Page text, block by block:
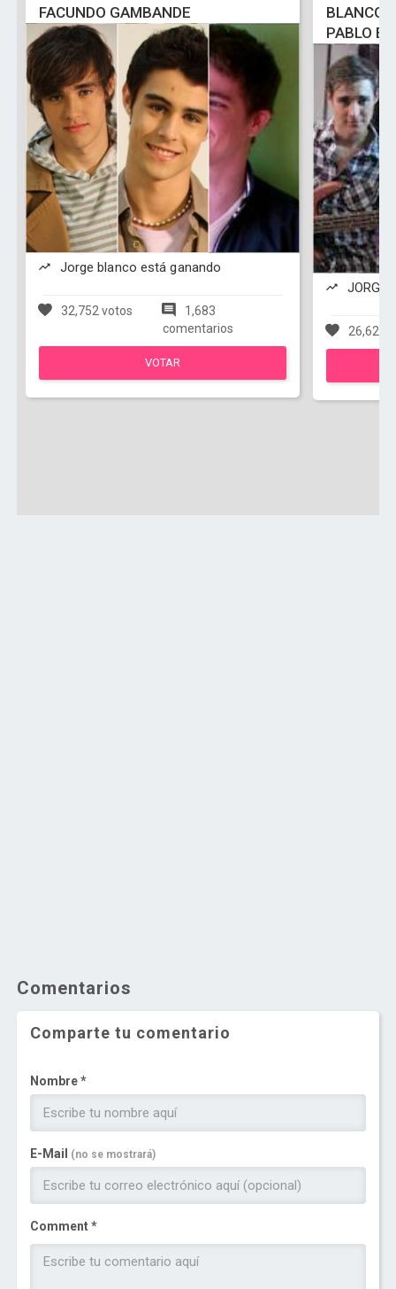
FACUNDO GAMBANDE
Jorge blanco está ganando
32,752 votos
1,683
comentarios
VOTAR
BLANCO,
PABLO
JORGE
26,629
Comentarios
Comparte tu comentario
Nombre *
E-Mail (no se mostrará)
Comment *